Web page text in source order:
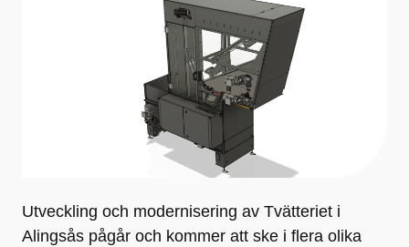
Utveckling och modernisering av Tvätteriet i
Alingsås pågår och kommer att ske i flera olika